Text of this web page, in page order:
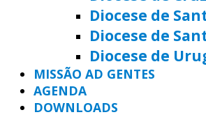
Diocese de
Diocese de
Diocese de
MISSÃO AD GENTES
AGENDA
DOWNLOADS